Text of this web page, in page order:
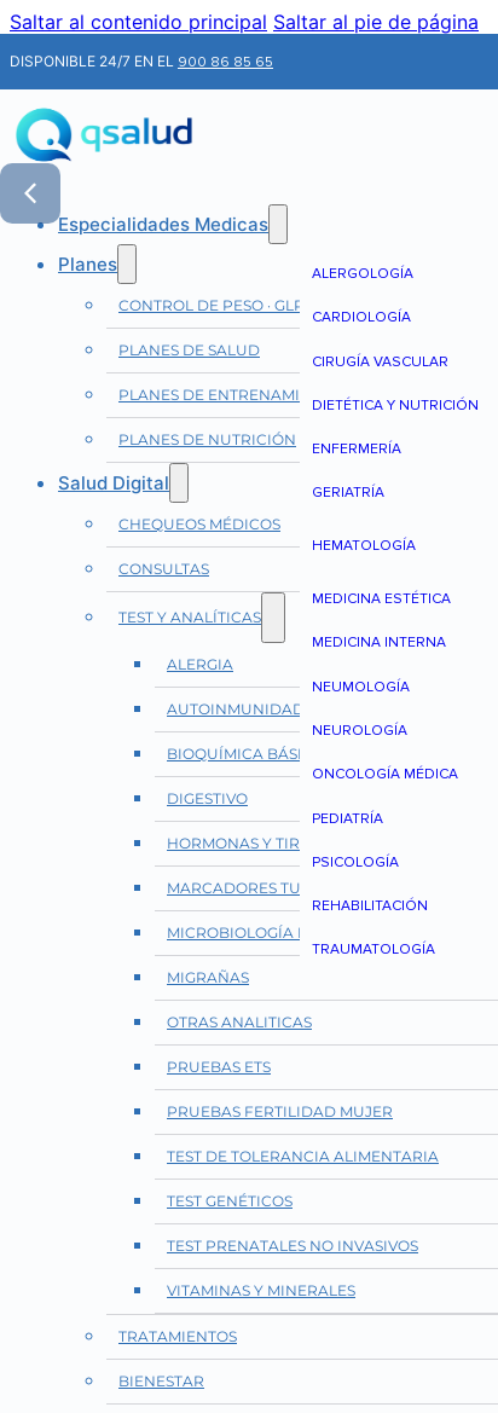
Saltar al contenido principal Saltar al pie de página
DISPONIBLE 24/7 EN EL 900 86 85 65
Especialidades Medicas
ALERGOLOGÍA
CARDIOLOGÍA
CIRUGÍA VASCULAR
DIETÉTICA Y NUTRICIÓN
ENFERMERÍA
GERIATRÍA
HEMATOLOGÍA
MEDICINA ESTÉTICA
MEDICINA INTERNA
NEUMOLOGÍA
NEUROLOGÍA
ONCOLOGÍA MÉDICA
PEDIATRÍA
PSICOLOGÍA
REHABILITACIÓN
TRAUMATOLOGÍA
Planes
CONTROL DE PESO · GLP-1
PLANES DE SALUD
PLANES DE ENTRENAMIENTO
PLANES DE NUTRICIÓN
Salud Digital
CHEQUEOS MÉDICOS
CONSULTAS
TEST Y ANALÍTICAS
ALERGIA
AUTOINMUNIDAD Y REUMATOLOGÍA
BIOQUÍMICA BÁSICA
DIGESTIVO
HORMONAS Y TIROIDES
MARCADORES TUMORALES
MICROBIOLOGÍA E INFECCIONES
MIGRAÑAS
OTRAS ANALITICAS
PRUEBAS ETS
PRUEBAS FERTILIDAD MUJER
TEST DE TOLERANCIA ALIMENTARIA
TEST GENÉTICOS
TEST PRENATALES NO INVASIVOS
VITAMINAS Y MINERALES
TRATAMIENTOS
BIENESTAR